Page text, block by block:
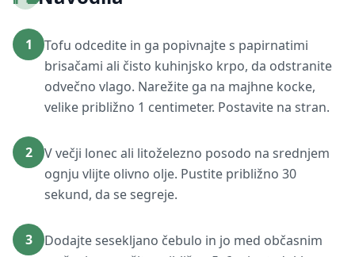
1
Tofu odcedite in ga popivnajte s papirnatimi
brisačami ali čisto kuhinjsko krpo, da odstranite
odvečno vlago. Narežite ga na majhne kocke,
velike približno 1 centimeter. Postavite na stran.
2
V večji lonec ali litoželezno posodo na srednjem
ognju vlijte olivno olje. Pustite približno 30
sekund, da se segreje.
3
Dodajte sesekljano čebulo in jo med občasnim